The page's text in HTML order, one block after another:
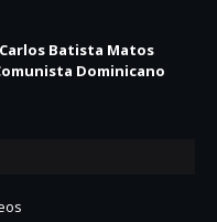
Batista Matos
Dominicano